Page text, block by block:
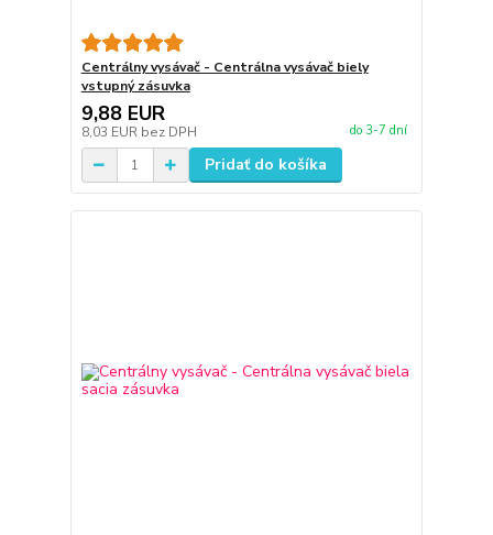
Centrálny vysávač - Centrálna vysávač biely
vstupný zásuvka
9,88 EUR
8,03 EUR bez DPH do 3-7 dní
Pridať do košíka